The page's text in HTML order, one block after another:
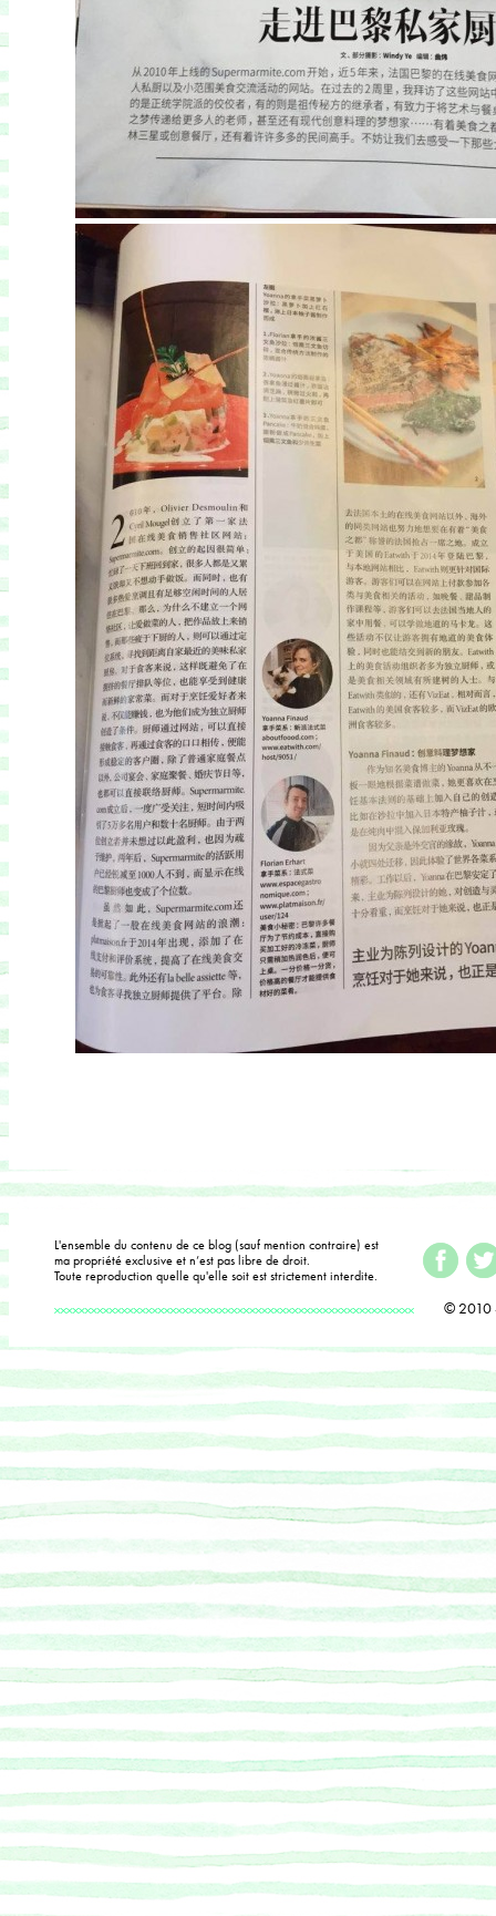
L'ensemble du contenu de ce blog (sauf mention contraire) est
ma propriété exclusive et n’est pas libre de droit.
Toute reproduction quelle qu'elle soit est strictement interdite.
© 2010